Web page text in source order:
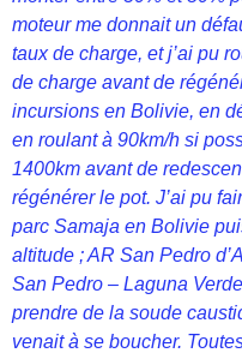
moteur me donnait un
taux de charge, et j’ai pu
de charge avant de
incursions en Bolivie, en
en roulant à 90km/h si
1400km avant de
régénérer le pot. J’ai pu
parc Samaja en Bolivie
altitude ; AR San Pedro
San Pedro – Laguna
prendre de la soude
venait à se boucher.